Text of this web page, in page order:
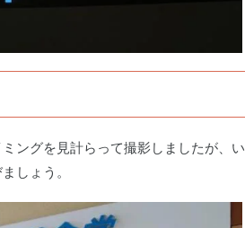
ングを見計らって撮影しましたが、い
しょう。